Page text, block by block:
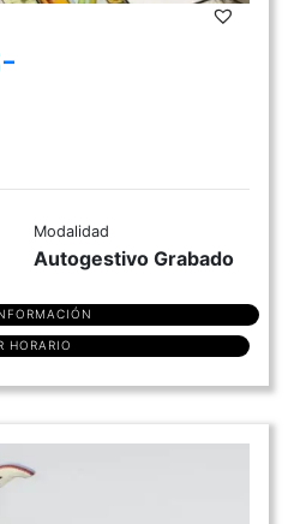
Modalidad
Autogestivo Grabado
HORARIO